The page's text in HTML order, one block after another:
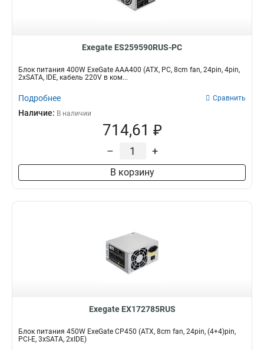
Exegate ES259590RUS-PC
Блок питания 400W ExeGate AAA400 (ATX, PC, 8cm fan, 24pin, 4pin,
2xSATA, IDE, кабель 220V в ком...
Подробнее Сравнить
Наличие: В наличии
714,61 ₽
– +
В корзину
Exegate EX172785RUS
Блок питания 450W ExeGate CP450 (ATX, 8cm fan, 24pin, (4+4)pin,
PCI-E, 3xSATA, 2xIDE)